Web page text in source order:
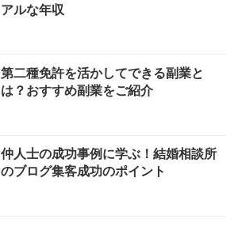
アルな年収
第二種免許を活かしてできる副業と
は？おすすめ副業をご紹介
仲人士の成功事例に学ぶ！結婚相談所
のブログ集客成功のポイント